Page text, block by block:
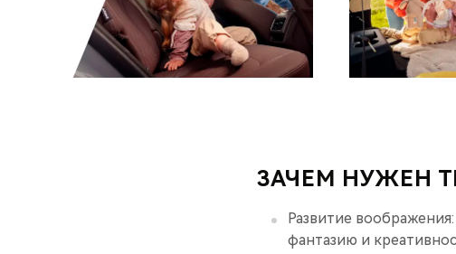
ЗАЧЕМ НУЖЕН
Развитие
фантазию и